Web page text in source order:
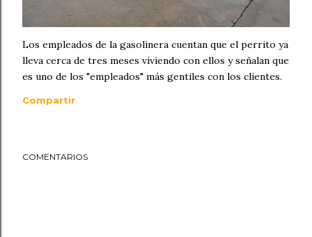
Los empleados de la gasolinera cuentan que el perrito ya
lleva cerca de tres meses viviendo con ellos y señalan que
es uno de los "empleados" más gentiles con los clientes.
Compartir
COMENTARIOS